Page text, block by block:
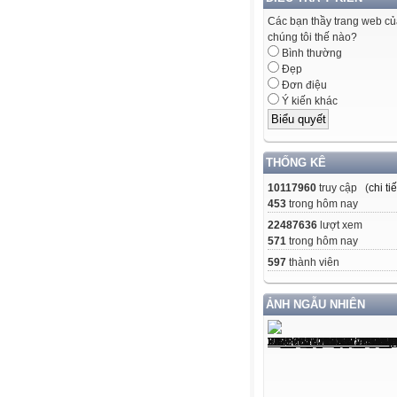
Các bạn thầy trang web
chúng tôi thế nào?
Bình thường
Đẹp
Đơn điệu
Ý kiến khác
THỐNG KÊ
10117960 truy cập (chi
453 trong hôm nay
22487636 lượt xem
571 trong hôm nay
597 thành viên
ẢNH NGẪU NHIÊN